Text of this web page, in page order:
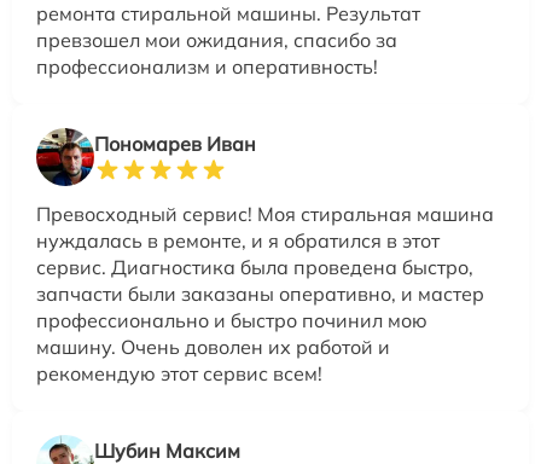
ремонта стиральной машины. Результат
превзошел мои ожидания, спасибо за
профессионализм и оперативность!
Пономарев Иван
Превосходный сервис! Моя стиральная машина
нуждалась в ремонте, и я обратился в этот
сервис. Диагностика была проведена быстро,
запчасти были заказаны оперативно, и мастер
профессионально и быстро починил мою
машину. Очень доволен их работой и
рекомендую этот сервис всем!
Шубин Максим